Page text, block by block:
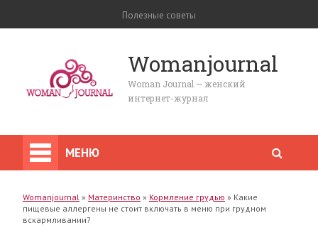
Полезные советы
Womanjournal
Woman Journal — женский
интернет-журнал
МЕНЮ
Womanjournal » Материнство » Кормление грудью » Какие
пищевые аллергены не стоит включать в меню при грудном
вскармливании?